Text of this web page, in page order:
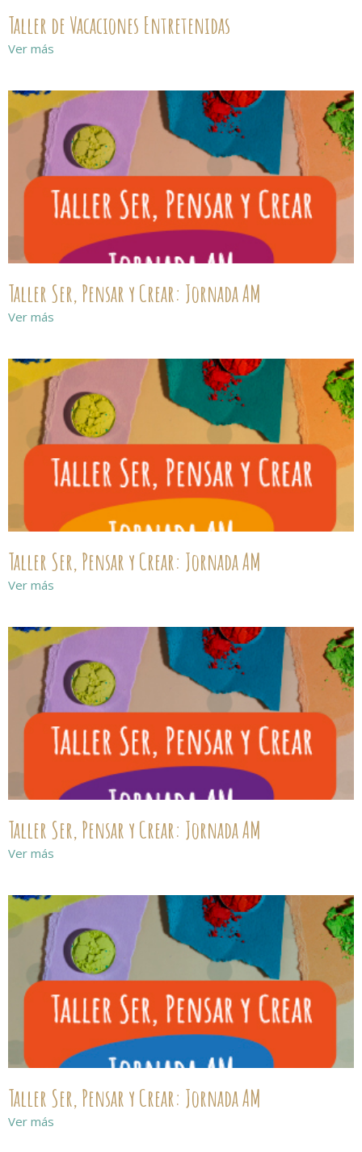
Taller de Vacaciones Entretenidas
Ver más
Taller Ser, Pensar y Crear: Jornada AM
Ver más
Taller Ser, Pensar y Crear: Jornada AM
Ver más
Taller Ser, Pensar y Crear: Jornada AM
Ver más
Taller Ser, Pensar y Crear: Jornada AM
Ver más